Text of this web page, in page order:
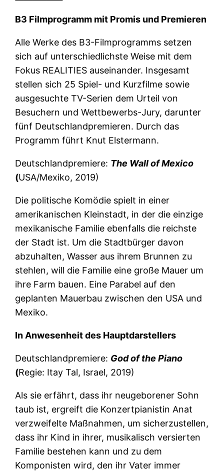
B3 Filmprogramm mit Promis und Premieren
Alle Werke des B3-Filmprogramms setzen
sich auf unterschiedlichste Weise mit dem
Fokus REALITIES auseinander. Insgesamt
stellen sich 25 Spiel- und Kurzfilme sowie
ausgesuchte TV-Serien dem Urteil von
Besuchern und Wettbewerbs-Jury, darunter
fünf Deutschlandpremieren. Durch das
Programm führt Knut Elstermann.
Deutschlandpremiere: The Wall of Mexico
(USA/Mexiko, 2019)
Die politische Komödie spielt in einer
amerikanischen Kleinstadt, in der die einzige
mexikanische Familie ebenfalls die reichste
der Stadt ist. Um die Stadtbürger davon
abzuhalten, Wasser aus ihrem Brunnen zu
stehlen, will die Familie eine große Mauer um
ihre Farm bauen. Eine Parabel auf den
geplanten Mauerbau zwischen den USA und
Mexiko.
In Anwesenheit des Hauptdarstellers
Deutschlandpremiere: God of the Piano
(Regie: Itay Tal, Israel, 2019)
Als sie erfährt, dass ihr neugeborener Sohn
taub ist, ergreift die Konzertpianistin Anat
verzweifelte Maßnahmen, um sicherzustellen,
dass ihr Kind in ihrer, musikalisch versierten
Familie bestehen kann und zu dem
Komponisten wird, den ihr Vater immer